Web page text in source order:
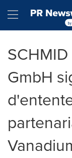
Hamburger
GmbH